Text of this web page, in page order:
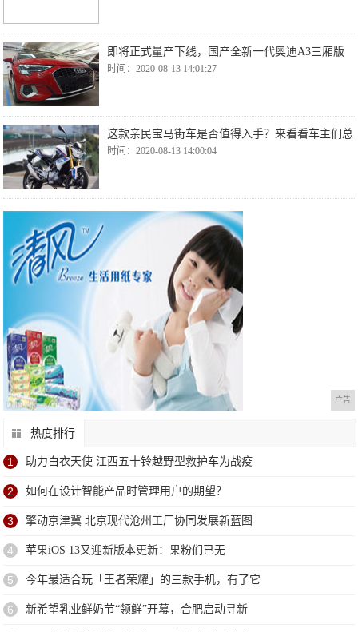
即将正式量产下线，国产全新一代奥迪A3三厢版
时间：2020-08-13 14:01:27
这款亲民宝马街车是否值得入手？来看看车主们总
时间：2020-08-13 14:00:04
广告
热度排行
1 助力白衣天使 江西五十铃越野型救护车为战疫
2 如何在设计智能产品时管理用户的期望？
3 擎动京津冀 北京现代沧州工厂协同发展新蓝图
4 苹果iOS 13又迎新版本更新：果粉们已无
5 今年最适合玩「王者荣耀」的三款手机，有了它
6 新希望乳业鲜奶节“领鲜”开幕，合肥启动寻新